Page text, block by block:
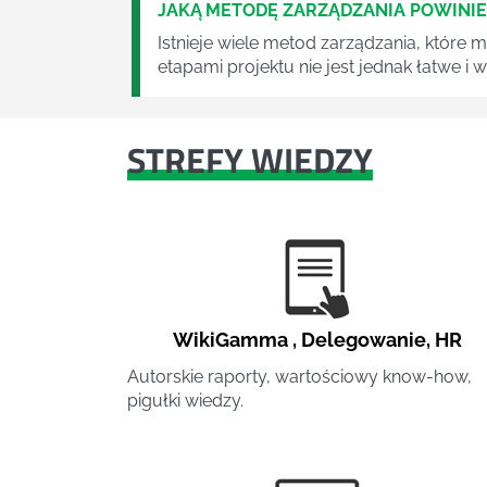
JAKĄ METODĘ ZARZĄDZANIA
Istnieje wiele metod zarządzania, które
etapami projektu nie jest jednak łatwe i
STREFY WIEDZY
WikiGamma , Delegowanie, HR
Autorskie raporty, wartościowy know-how,
pigułki wiedzy.